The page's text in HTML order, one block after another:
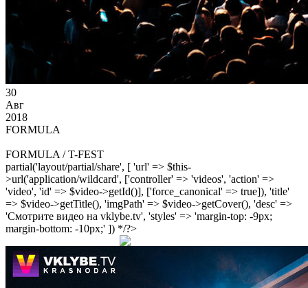
30
Авг
2018
FORMULA
FORMULA / T-FEST
partial('layout/partial/share', [ 'url' => $this-
>url('application/wildcard', ['controller' => 'videos', 'action' =>
'video', 'id' => $video->getId()], ['force_canonical' => true]), 'title'
=> $video->getTitle(), 'imgPath' => $video->getCover(), 'desc' =>
'Смотрите видео на vklybe.tv', 'styles' => 'margin-top: -9px;
margin-bottom: -10px;' ]) */?>